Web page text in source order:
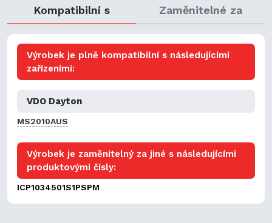
Kompatibilní s Zaměnitelné za
Výrobek je plně kompatibilní s následujícími
zařízeními:
VDO Dayton
MS2010AUS
Výrobek je zaměnitelný za jiné s následujícími
produktovými čísly:
ICP1034501S1PSPM